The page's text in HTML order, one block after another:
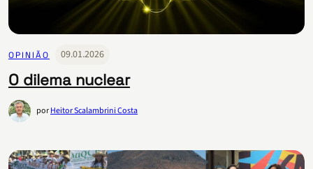
OPINIÃO 09.01.2026
O dilema nuclear
porHeitor Scalambrini Costa